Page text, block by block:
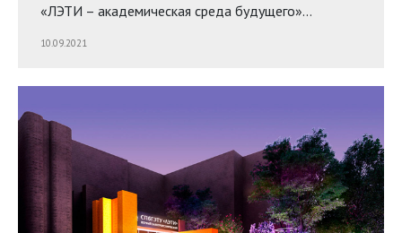
«ЛЭТИ – академическая среда будущего»…
10.09.2021